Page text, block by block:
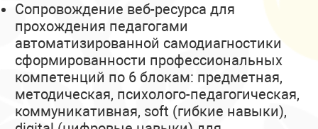
Сопровождение веб-ресурса для
прохождения педагогами
автоматизированной самодиагностики
сформированности профессиональных
компетенций по 6 блокам: предметная,
методическая, психолого-педагогическая,
коммуникативная, soft (гибкие навыки),